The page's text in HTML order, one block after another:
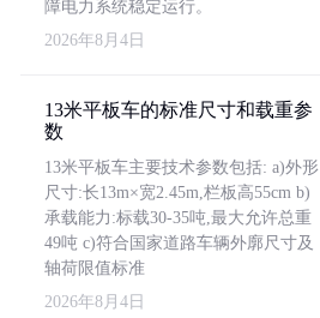
障电力系统稳定运行。
2026年8月4日
13米平板车的标准尺寸和载重参
数
13米平板车主要技术参数包括: a)外形
尺寸:长13m×宽2.45m,栏板高55cm b)
承载能力:标载30-35吨,最大允许总重
49吨 c)符合国家道路车辆外廓尺寸及
轴荷限值标准
2026年8月4日